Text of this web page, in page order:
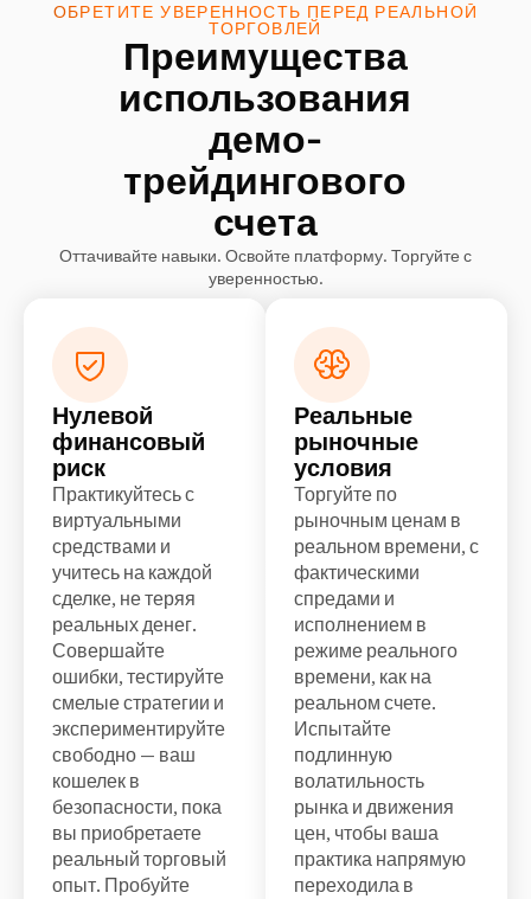
ОБРЕТИТЕ УВЕРЕННОСТЬ ПЕРЕД РЕАЛЬНОЙ
ТОРГОВЛЕЙ
Преимущества
использования
демо-
трейдингового
счета
Оттачивайте навыки. Освойте платформу. Торгуйте с
уверенностью.
Нулевой
финансовый
риск
Практикуйтесь с
виртуальными
средствами и
учитесь на каждой
сделке, не теряя
реальных денег.
Совершайте
ошибки, тестируйте
смелые стратегии и
экспериментируйте
свободно — ваш
кошелек в
безопасности, пока
вы приобретаете
реальный торговый
опыт. Пробуйте
Реальные
рыночные
условия
Торгуйте по
рыночным ценам в
реальном времени, с
фактическими
спредами и
исполнением в
режиме реального
времени, как на
реальном счете.
Испытайте
подлинную
волатильность
рынка и движения
цен, чтобы ваша
практика напрямую
переходила в